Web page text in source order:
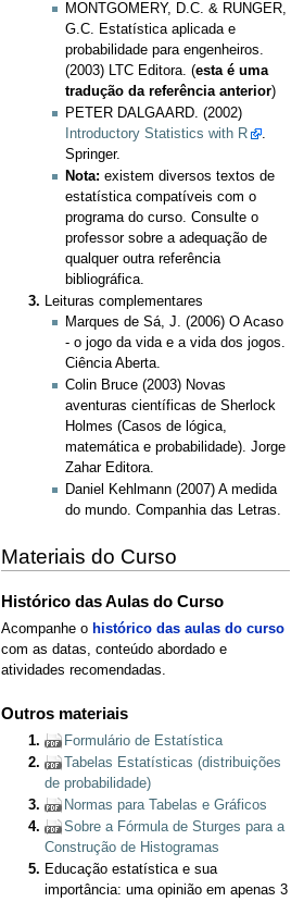
MONTGOMERY, D.C. & RUNGER,
G.C. Estatística aplicada e
probabilidade para engenheiros.
(2003) LTC Editora. (esta é uma
tradução da referência anterior)
PETER DALGAARD. (2002)
Introductory Statistics with R
.
Springer.
Nota: existem diversos textos de
estatística compatíveis com o
programa do curso. Consulte o
professor sobre a adequação de
qualquer outra referência
bibliográfica.
Leituras complementares
Marques de Sá, J. (2006) O Acaso
- o jogo da vida e a vida dos jogos.
Ciência Aberta.
Colin Bruce (2003) Novas
aventuras científicas de Sherlock
Holmes (Casos de lógica,
matemática e probabilidade). Jorge
Zahar Editora.
Daniel Kehlmann (2007) A medida
do mundo. Companhia das Letras.
Materiais do Curso
Histórico das Aulas do Curso
Acompanhe o histórico das aulas do curso
com as datas, conteúdo abordado e
atividades recomendadas.
Outros materiais
Formulário de Estatística
Tabelas Estatísticas (distribuições
de probabilidade)
Normas para Tabelas e Gráficos
Sobre a Fórmula de Sturges para a
Construção de Histogramas
Educação estatística e sua
importância: uma opinião em apenas 3